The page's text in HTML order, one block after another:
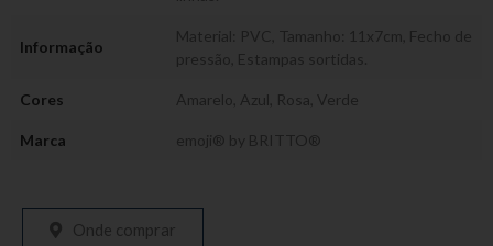
Informação
Material: PVC, Tamanho: 11x7cm, Fecho de
pressão, Estampas sortidas.
Cores Amarelo Azul Rosa Verde
Marca emoji® by BRITTO®
Onde comprar